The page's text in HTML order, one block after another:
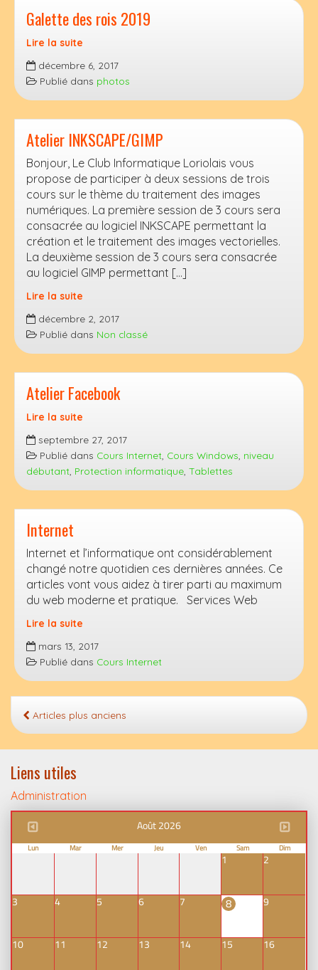
contrôlés
par
votre
Informatique
Galette des rois 2019
Lire la suite
des
rois
2019
décembre 6, 2017
Publié dans photos
Atelier INKSCAPE/GIMP
Bonjour, Le Club Informatique Loriolais vous
propose de participer à deux sessions de trois
cours sur le thème du traitement des images
numériques. La première session de 3 cours sera
consacrée au logiciel INKSCAPE permettant la
création et le traitement des images vectorielles.
La deuxième session de 3 cours sera consacrée
au logiciel GIMP permettant […]
Lire la suite
INKSCAPE/GIMP
décembre 2, 2017
Publié dans Non classé
Atelier Facebook
Lire la suite
Facebook
septembre 27, 2017
Publié dans Cours Internet Cours Windows niveau
débutant Protection informatique Tablettes
Internet
Internet et l’informatique ont considérablement
changé notre quotidien ces dernières années. Ce
articles vont vous aidez à tirer parti au maximum
du web moderne et pratique. Services Web
Lire la suite
mars 13, 2017
Publié dans Cours Internet
Articles plus anciens
Liens utiles
Administration
Août 2026
Lun Mar Mer Jeu Ven Sam Dim
1 2
3 4 5 6 7 8 9
10 11 12 13 14 15 16